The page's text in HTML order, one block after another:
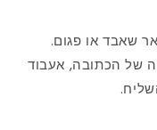
שאבד או פגום.
של הכתובה, אעבוד